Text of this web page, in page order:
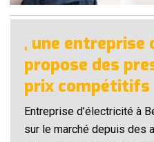
, une entreprise
propose des
prix compétitifs
Entreprise d’électricité à
sur le marché depuis des